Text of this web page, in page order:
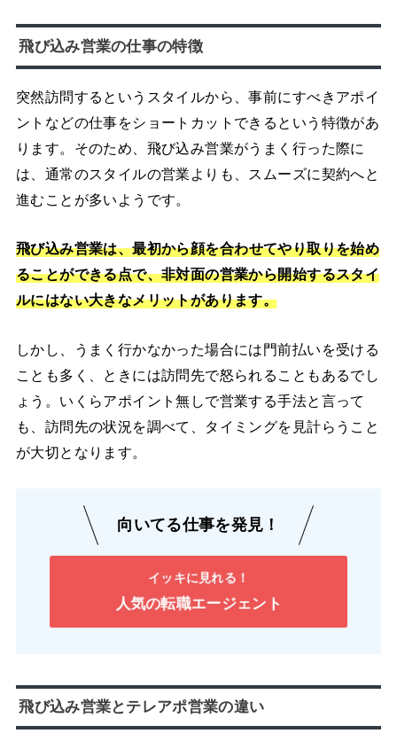
飛び込み営業の仕事の特徴
突然訪問するというスタイルから、事前にすべきアポイ
ントなどの仕事をショートカットできるという特徴があ
ります。そのため、飛び込み営業がうまく行った際に
は、通常のスタイルの営業よりも、スムーズに契約へと
進むことが多いようです。
飛び込み営業は、最初から顔を合わせてやり取りを始め
ることができる点で、非対面の営業から開始するスタイ
ルにはない大きなメリットがあります。
しかし、うまく行かなかった場合には門前払いを受ける
ことも多く、ときには訪問先で怒られることもあるでし
ょう。いくらアポイント無しで営業する手法と言って
も、訪問先の状況を調べて、タイミングを見計らうこと
が大切となります。
向いてる仕事を発見！
イッキに見れる！
人気の転職エージェント
飛び込み営業とテレアポ営業の違い